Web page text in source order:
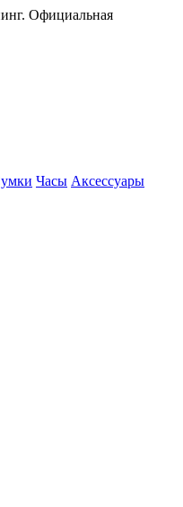
Официальная
Часы Аксессуары